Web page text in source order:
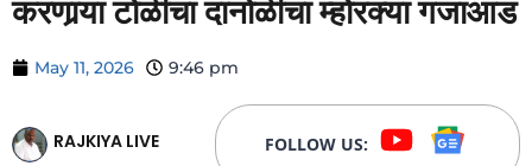
करणार्‍या टोळीचा दानोळीचा म्होरक्या गजाआड
May 11, 2026 9:46 pm
RAJKIYA LIVE FOLLOW US: